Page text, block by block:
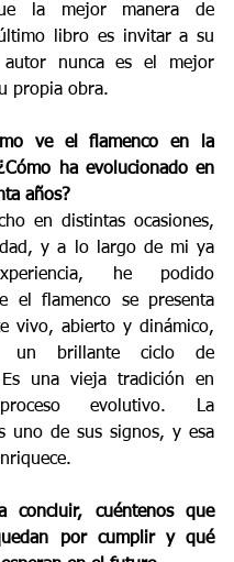
la mejor manera de
libro es invitar a su
autor nunca es el mejor
propia obra.
ve el flamenco en la
ha evolucionado en
años?
en distintas ocasiones,
y a lo largo de mi ya
he podido
el flamenco se presenta
vivo, abierto y dinámico,
un brillante ciclo de
Es una vieja tradición en
evolutivo. La
uno de sus signos, y esa
concluir, cuéntenos que
por cumplir y qué